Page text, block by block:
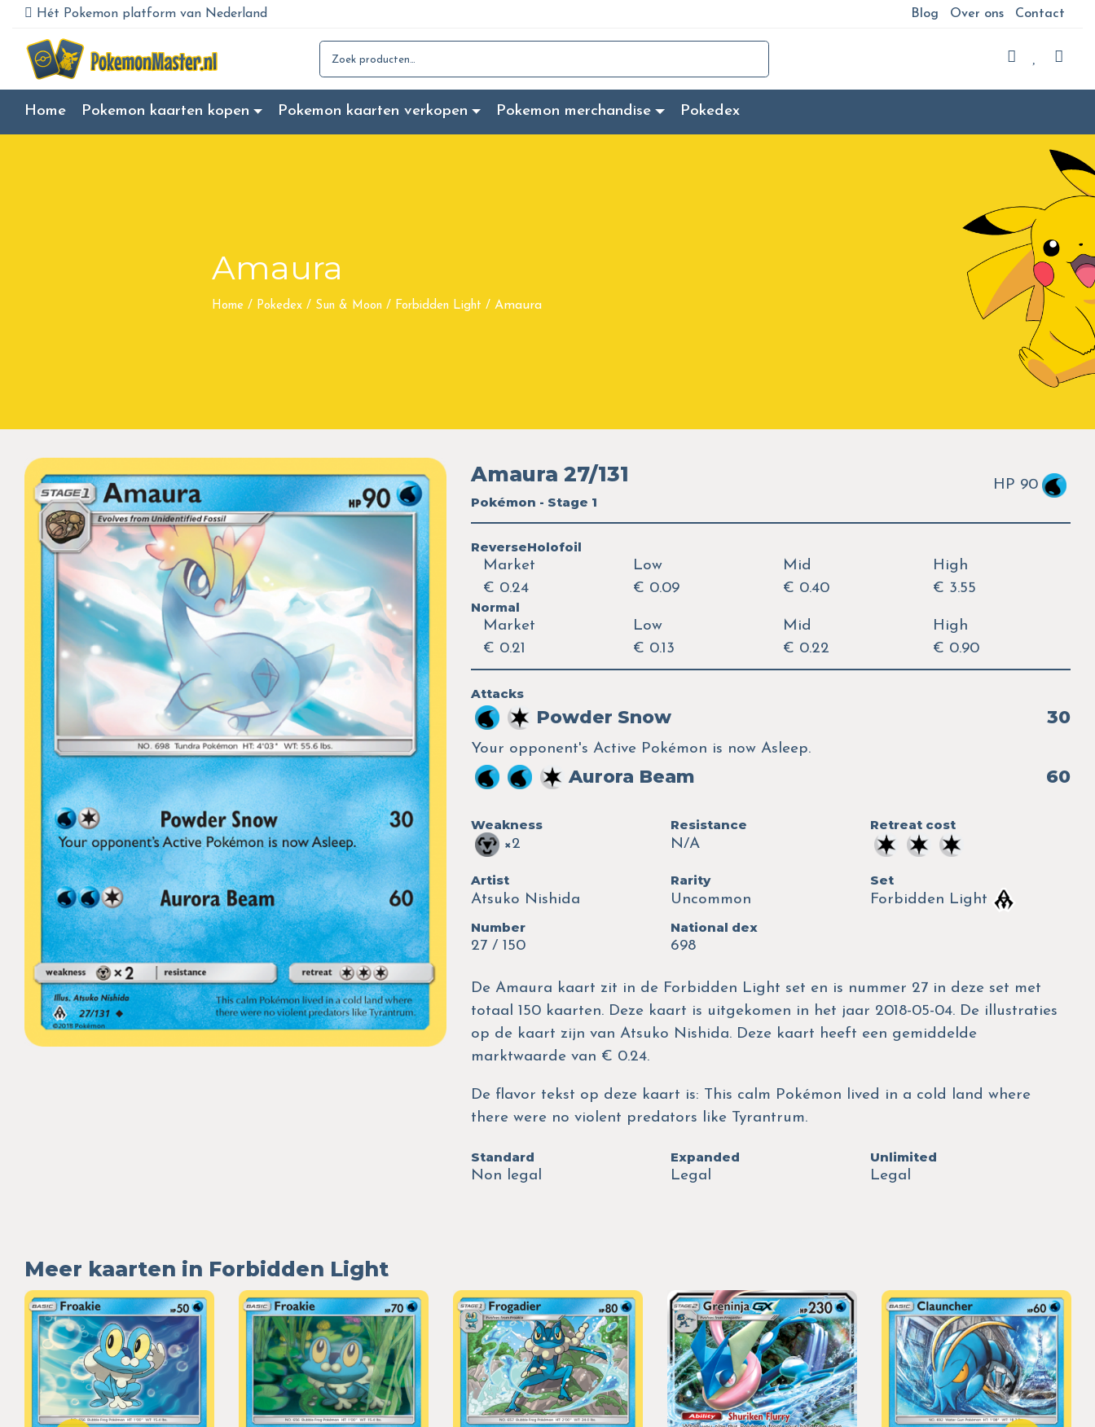
Hét Pokemon platform van Nederland Blog Over ons Contact
Search for:
Home Pokemon kaarten kopen Pokemon kaarten verkopen Pokemon merchandise Pokedex
Amaura
Home / Pokedex / Sun & Moon / Forbidden Light / Amaura
Amaura 27/131
Pokémon - Stage 1
HP 90
ReverseHolofoil
Market
€ 0.24
Low
€ 0.09
Mid
€ 0.40
High
€ 3.55
Normal
Market
€ 0.21
Low
€ 0.13
Mid
€ 0.22
High
€ 0.90
Attacks
Powder Snow 30
Your opponent's Active Pokémon is now Asleep.
Aurora Beam 60
Weakness
×2
Resistance
N/A
Retreat cost
Artist
Atsuko Nishida
Rarity
Uncommon
Set
Forbidden Light
Number
27 / 150
National dex
698
De Amaura kaart zit in de Forbidden Light set en is nummer 27 in deze set met
totaal 150 kaarten. Deze kaart is uitgekomen in het jaar 2018-05-04. De illustraties
op de kaart zijn van Atsuko Nishida. Deze kaart heeft een gemiddelde
marktwaarde van € 0.24.
De flavor tekst op deze kaart is: This calm Pokémon lived in a cold land where
there were no violent predators like Tyrantrum.
Standard
Non legal
Expanded
Legal
Unlimited
Legal
Meer kaarten in Forbidden Light